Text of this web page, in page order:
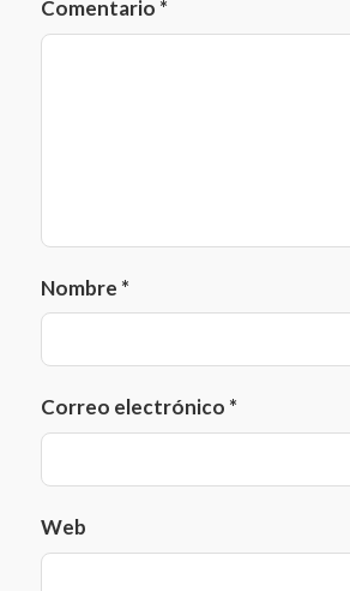
Ramón
Federico García
Comentario *
Nombre *
Correo electrónico *
Web